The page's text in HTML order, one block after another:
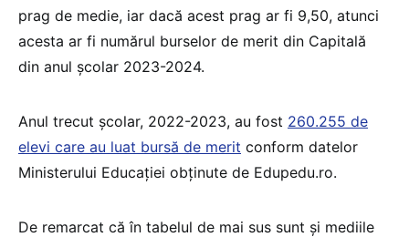
prag de medie, iar dacă acest prag ar fi 9,50, atunci
acesta ar fi numărul burselor de merit din Capitală
din anul școlar 2023-2024.
Anul trecut școlar, 2022-2023, au fost 260.255 de
elevi care au luat bursă de merit conform datelor
Ministerului Educației obținute de Edupedu.ro.
De remarcat că în tabelul de mai sus sunt și mediile